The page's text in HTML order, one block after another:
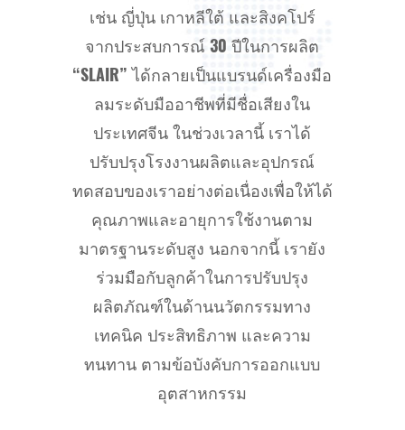
เช่น ญี่ปุ่น เกาหลีใต้ และสิงคโปร์
จากประสบการณ์ 30 ปีในการผลิต
“SLAIR” ได้กลายเป็นแบรนด์เครื่องมือ
ลมระดับมืออาชีพที่มีชื่อเสียงใน
ประเทศจีน ในช่วงเวลานี้ เราได้
ปรับปรุงโรงงานผลิตและอุปกรณ์
ทดสอบของเราอย่างต่อเนื่องเพื่อให้ได้
คุณภาพและอายุการใช้งานตาม
มาตรฐานระดับสูง นอกจากนี้ เรายัง
ร่วมมือกับลูกค้าในการปรับปรุง
ผลิตภัณฑ์ในด้านนวัตกรรมทาง
เทคนิค ประสิทธิภาพ และความ
ทนทาน ตามข้อบังคับการออกแบบ
อุตสาหกรรม